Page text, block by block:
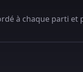
à chaque parti